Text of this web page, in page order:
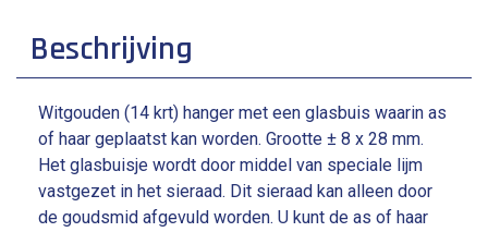
Beschrijving
Witgouden (14 krt) hanger met een glasbuis waarin as
of haar geplaatst kan worden. Grootte ± 8 x 28 mm.
Het glasbuisje wordt door middel van speciale lijm
vastgezet in het sieraad. Dit sieraad kan alleen door
de goudsmid afgevuld worden. U kunt de as of haar